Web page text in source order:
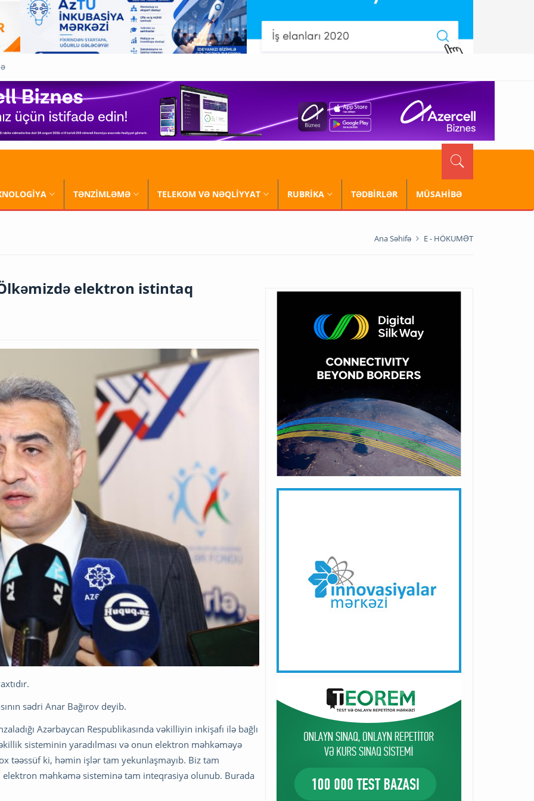
TƏNZİMLƏMƏ TELEKOM VƏ NƏQLİYYAT RUBRİKA TƏDBİRLƏR MÜSAHİBƏ
Ana Səhifə E - HÖKUMƏT
elektron istintaq
sədri Anar Bağırov deyib.
Azərbaycan Respublikasında vəkilliyin inkişafı ilə bağlı
sisteminin yaradılması və onun elektron məhkəməyə
təəssüf ki, həmin işlər tam yekunlaşmayıb. Biz tam
məhkəmə sisteminə tam inteqrasiya olunub. Burada